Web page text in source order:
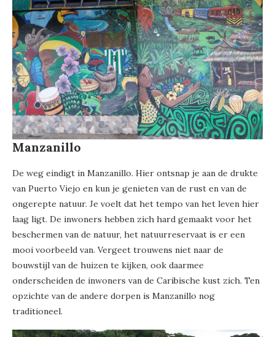
Manzanillo
De weg eindigt in Manzanillo. Hier ontsnap je aan de drukte
van Puerto Viejo en kun je genieten van de rust en van de
ongerepte natuur. Je voelt dat het tempo van het leven hier
laag ligt. De inwoners hebben zich hard gemaakt voor het
beschermen van de natuur, het natuurreservaat is er een
mooi voorbeeld van. Vergeet trouwens niet naar de
bouwstijl van de huizen te kijken, ook daarmee
onderscheiden de inwoners van de Caribische kust zich. Ten
opzichte van de andere dorpen is Manzanillo nog
traditioneel.